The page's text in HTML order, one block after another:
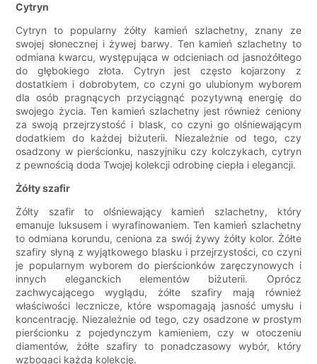
Cytryn
Cytryn to popularny żółty kamień szlachetny, znany ze
swojej słonecznej i żywej barwy. Ten kamień szlachetny to
odmiana kwarcu, występująca w odcieniach od jasnożółtego
do głębokiego złota. Cytryn jest często kojarzony z
dostatkiem i dobrobytem, ​​co czyni go ulubionym wyborem
dla osób pragnących przyciągnąć pozytywną energię do
swojego życia. Ten kamień szlachetny jest również ceniony
za swoją przejrzystość i blask, co czyni go olśniewającym
dodatkiem do każdej biżuterii. Niezależnie od tego, czy
osadzony w pierścionku, naszyjniku czy kolczykach, cytryn
z pewnością doda Twojej kolekcji odrobinę ciepła i elegancji.
Żółty szafir
Żółty szafir to olśniewający kamień szlachetny, który
emanuje luksusem i wyrafinowaniem. Ten kamień szlachetny
to odmiana korundu, ceniona za swój żywy żółty kolor. Żółte
szafiry słyną z wyjątkowego blasku i przejrzystości, co czyni
je popularnym wyborem do pierścionków zaręczynowych i
innych eleganckich elementów biżuterii. Oprócz
zachwycającego wyglądu, żółte szafiry mają również
właściwości lecznicze, które wspomagają jasność umysłu i
koncentrację. Niezależnie od tego, czy osadzone w prostym
pierścionku z pojedynczym kamieniem, czy w otoczeniu
diamentów, żółte szafiry to ponadczasowy wybór, który
wzbogaci każdą kolekcję.